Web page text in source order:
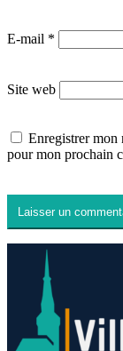
E-mail *
Site web
Enregistrer mon
pour mon prochain